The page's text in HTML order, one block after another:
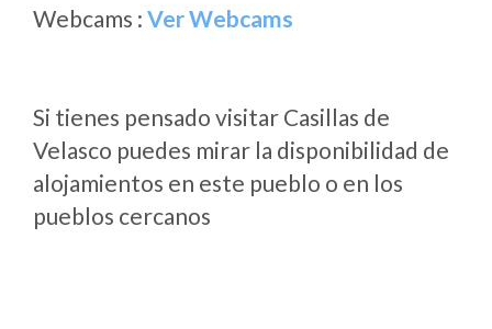
Webcams : Ver Webcams
Si tienes pensado visitar Casillas de
Velasco puedes mirar la disponibilidad de
alojamientos en este pueblo o en los
pueblos cercanos